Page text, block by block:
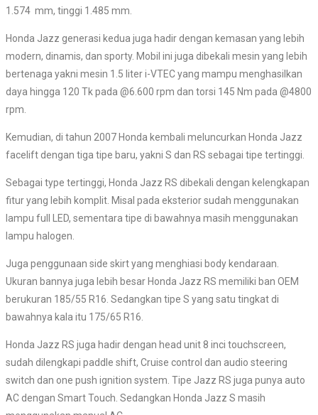
1.574 mm, tinggi 1.485 mm.
Honda Jazz generasi kedua juga hadir dengan kemasan yang lebih
modern, dinamis, dan sporty. Mobil ini juga dibekali mesin yang lebih
bertenaga yakni mesin 1.5 liter i-VTEC yang mampu menghasilkan
daya hingga 120 Tk pada @6.600 rpm dan torsi 145 Nm pada @4800
rpm.
Kemudian, di tahun 2007 Honda kembali meluncurkan Honda Jazz
facelift dengan tiga tipe baru, yakni S dan RS sebagai tipe tertinggi.
Sebagai type tertinggi, Honda Jazz RS dibekali dengan kelengkapan
fitur yang lebih komplit. Misal pada eksterior sudah menggunakan
lampu full LED, sementara tipe di bawahnya masih menggunakan
lampu halogen.
Juga penggunaan side skirt yang menghiasi body kendaraan.
Ukuran bannya juga lebih besar Honda Jazz RS memiliki ban OEM
berukuran 185/55 R16. Sedangkan tipe S yang satu tingkat di
bawahnya kala itu 175/65 R16.
Honda Jazz RS juga hadir dengan head unit 8 inci touchscreen,
sudah dilengkapi paddle shift, Cruise control dan audio steering
switch dan one push ignition system. Tipe Jazz RS juga punya auto
AC dengan Smart Touch. Sedangkan Honda Jazz S masih